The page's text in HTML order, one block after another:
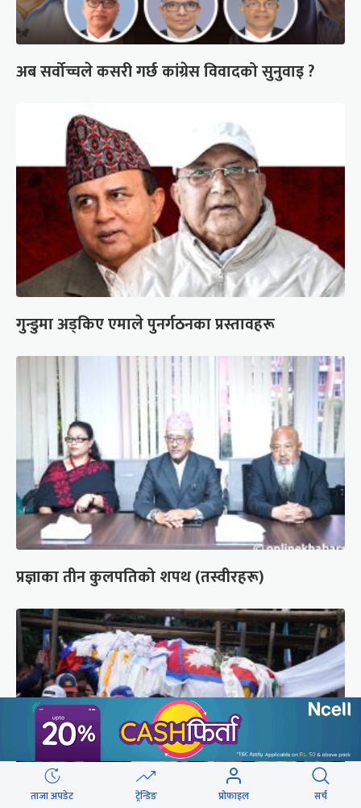
अब सर्वोच्चले कसरी गर्छ कांग्रेस विवादको सुनुवाइ ?
गुन्डुमा अड्किए एमाले पुनर्गठनका प्रस्तावहरू
प्रज्ञाका तीन कुलपतिको शपथ (तस्वीरहरू)
ताजा अपडेट ट्रेन्डिङ प्रोफाइल सर्च